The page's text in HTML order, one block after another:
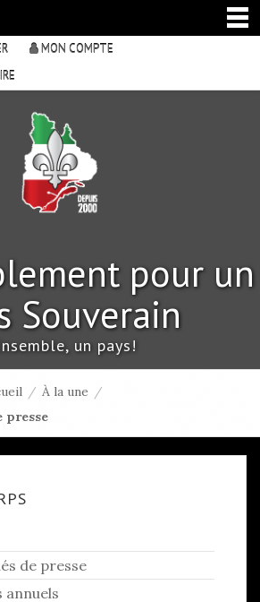
MON COMPTE
pour un
Souverain
un pays!
/ À la une /
presse
de presse
annuels